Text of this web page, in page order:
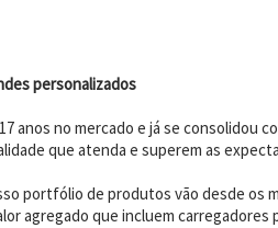
personalizados
anos no mercado e já se consolidou
que atenda e superem as
portfólio de produtos vão desde os
agregado que incluem